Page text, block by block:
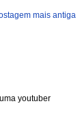
mais antiga
youtuber